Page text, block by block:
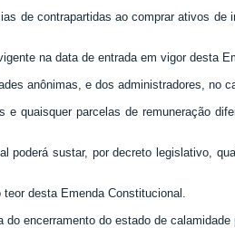
de contrapartidas ao comprar ativos
na data de entrada em vigor desta
anônimas, e dos administradores, no
quaisquer parcelas de remuneração
sustar, por decreto legislativo,
desta Emenda Constitucional.
encerramento do estado de